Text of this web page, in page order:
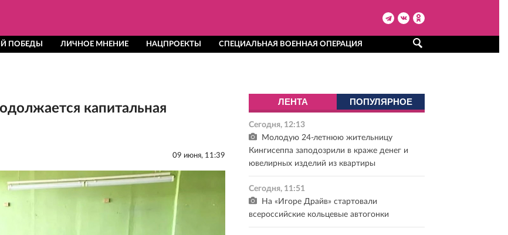
ПОБЕДЫ ЛИЧНОЕ МНЕНИЕ НАЦПРОЕКТЫ СПЕЦИАЛЬНАЯ ВОЕННАЯ ОПЕРАЦИЯ
капитальная
09 июня, 11:39
ЛЕНТА ПОПУЛЯРНОЕ
Сегодня, 12:13
Молодую 24-летнюю жительницу
Кингисеппа заподозрили в краже денег и
ювелирных изделий из квартиры
Сегодня, 11:51
На «Игоре Драйв» стартовали
всероссийские кольцевые автогонки